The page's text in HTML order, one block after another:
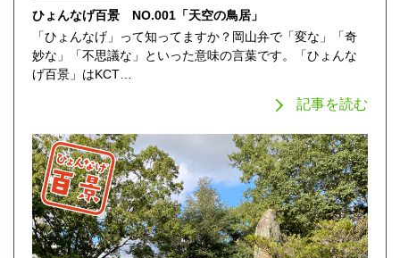
ひょんなげ百景 NO.001「天空の鳥居」
「ひょんなげ」って知ってますか？岡山弁で「変な」「奇
妙な」「不思議な」といった意味の言葉です。「ひょんな
げ百景」はKCT…
記事を読む